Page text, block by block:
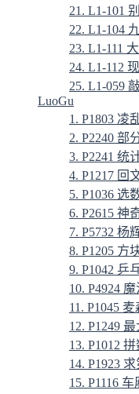
21. L1-101
22. L1-104
23. L1-111
24. L1-112
25. L1-059
LuoGu
1. P1803 凌
2. P2240 部
3. P2241 统
4. P1217 回
5. P1036 选
6. P2615 神
7. P5732 杨
8. P1205 方
9. P1042 乒
10. P4924
11. P1045
12. P1249
13. P1012
14. P1923
15. P1116 车